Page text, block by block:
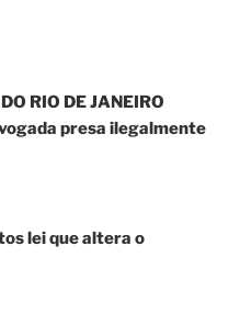
RIO DE JANEIRO
presa ilegalmente
lei que altera o